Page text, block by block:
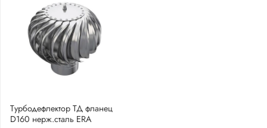
Турбодефлектор ТД фланец
D160 нерж.сталь ERA